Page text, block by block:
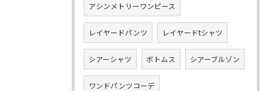
アシンメトリーワンピース
レイヤードパンツ レイヤードtシャツ
シアーシャツ ボトムス シアーブルゾン
ワンドパンツコーデ